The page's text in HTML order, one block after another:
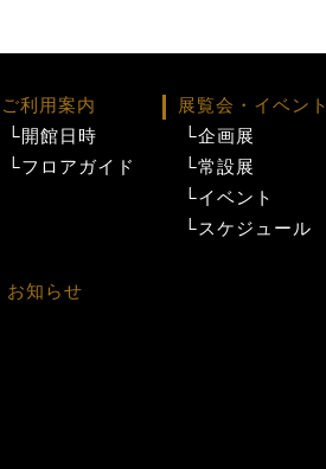
ご利用案内
└開館日時
└フロアガイド
展覧会・イベント
└企画展
└常設展
└イベント
└スケジュール
お知らせ